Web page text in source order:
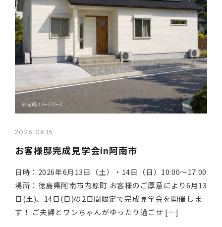
2026.06.15
お客様邸完成見学会in阿南市
日時：2026年6月13日（土）・14日（日）10:00〜17:00
場所：徳島県阿南市内原町 お客様のご厚意により6月13
日(土)、14日(日)の2日間限定で完成見学会を開催しま
す！ ご夫婦とワンちゃんがゆったり過ごせ […]